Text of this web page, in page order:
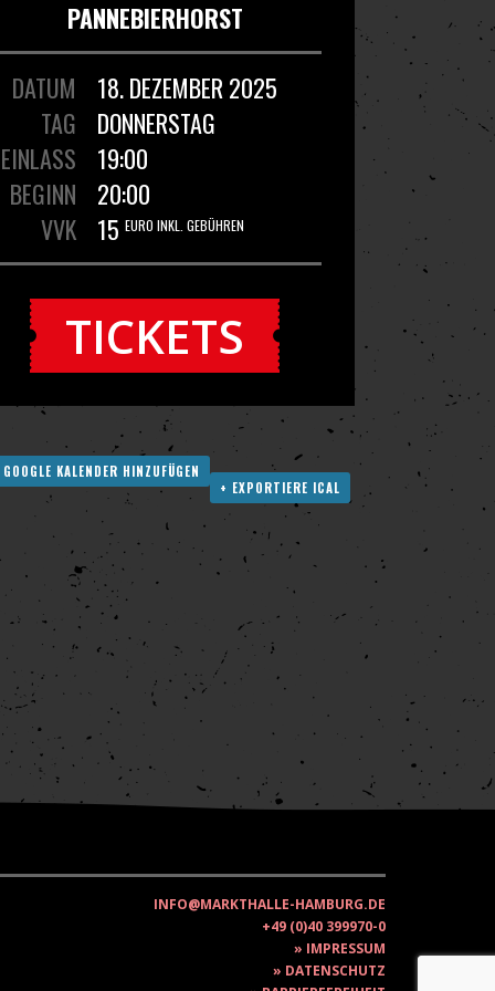
PANNEBIERHORST
DATUM
18. DEZEMBER 2025
TAG
DONNERSTAG
EINLASS
19:00
BEGINN
20:00
VVK
15 EURO INKL. GEBÜHREN
TICKETS
KALENDER HINZUFÜGEN
+ EXPORTIERE ICAL
INFO@MARKTHALLE-HAMBURG.DE
+49 (0)40 399970-0
IMPRESSUM
DATENSCHUTZ